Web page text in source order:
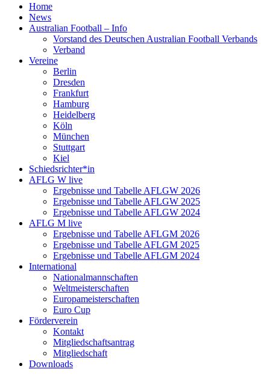
Home
News
Australian Football – Info
Vorstand des Deutschen Australian Football Verbands
Verband
Vereine
Berlin
Dresden
Frankfurt
Hamburg
Heidelberg
Köln
München
Stuttgart
Kiel
Schiedsrichter*in
AFLG W live
Ergebnisse und Tabelle AFLGW 2026
Ergebnisse und Tabelle AFLGW 2025
Ergebnisse und Tabelle AFLGW 2024
AFLG M live
Ergebnisse und Tabelle AFLGM 2026
Ergebnisse und Tabelle AFLGM 2025
Ergebnisse und Tabelle AFLGM 2024
International
Nationalmannschaften
Weltmeisterschaften
Europameisterschaften
Euro Cup
Förderverein
Kontakt
Mitgliedschaftsantrag
Mitgliedschaft
Downloads